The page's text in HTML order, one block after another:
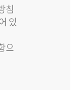
침
있
으